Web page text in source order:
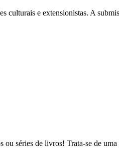
culturais e extensionistas. A
séries de livros! Trata-se de